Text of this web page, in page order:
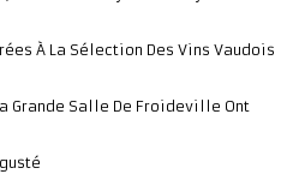
À La Sélection Des Vins Vaudois
Grande Salle De Froideville Ont